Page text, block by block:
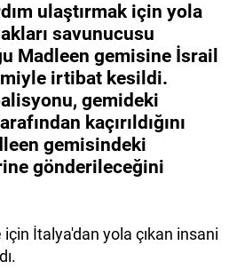
ulaştırmak için yola
savunucusu
Madleen gemisine İsrail
irtibat kesildi.
gemideki
kaçırıldığını
gemisindeki
gönderileceğini
için İtalya'dan yola çıkan insani